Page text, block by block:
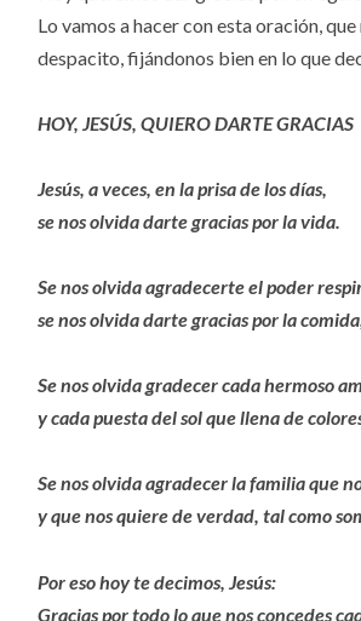
Lo vamos a hacer con esta oración,
despacito, fijándonos bien en lo que
HOY, JESÚS, QUIERO DARTE GRACIAS
Jesús, a veces, en la prisa de los días,
se nos olvida darte gracias por la vida.
Se nos olvida agradecerte el poder
se nos olvida darte gracias por la
Se nos olvida gradecer cada hermoso
y cada puesta del sol que llena de
Se nos olvida agradecer la familia que
y que nos quiere de verdad, tal como
Por eso hoy te decimos, Jesús:
Gracias por todo lo que nos concedes